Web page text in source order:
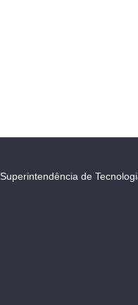
Superintendência de